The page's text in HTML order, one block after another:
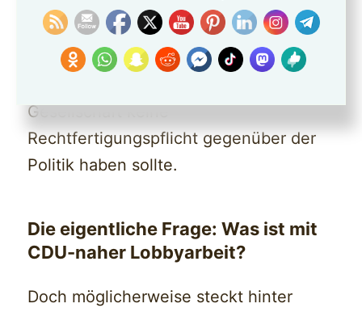
Wer gegen Rechts demonstriert, setzt
sich für die Demokratie ein – eine
Gesellschaft keine
Rechtfertigungspflicht gegenüber der
Politik haben sollte.
Die eigentliche Frage: Was ist mit
CDU-naher Lobbyarbeit?
Doch möglicherweise steckt hinter